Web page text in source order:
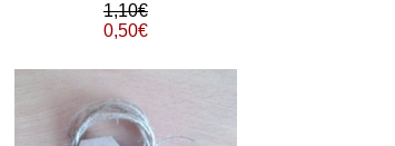
1,10€
0,50€